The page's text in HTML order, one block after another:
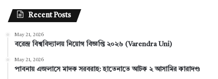
c
e t k T t
Recent Posts
May 21, 2026
বরেন্দ্র বিশ্ববিদ্যালয় নিয়োগ বিজ্ঞপ্তি ২০২৬ (Varendra Uni)
May 21, 2026
পাবনায় এজলাসে মাদক সরবরাহ: হাতেনাতে আটক ২ আসামির কারাদণ্ড